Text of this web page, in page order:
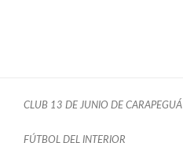
CLUB 13 DE JUNIO DE CARAPEGUÁ
FÚTBOL DEL INTERIOR